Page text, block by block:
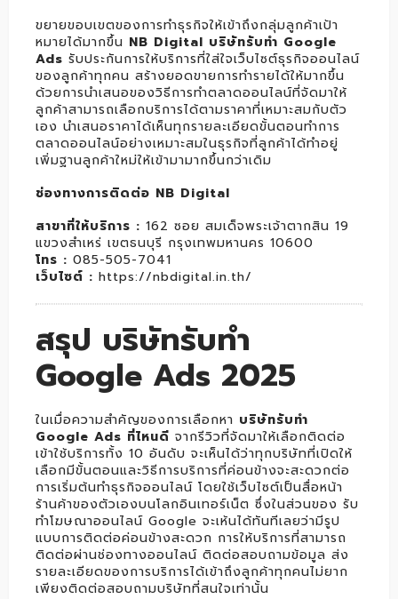
ขยายขอบเขตของการทำธุรกิจให้เข้าถึงกลุ่มลูกค้าเป้า
หมายได้มากขึ้น NB Digital บริษัทรับทำ Google
Ads รับประกันการให้บริการที่ใส่ใจเว็บไซต์ธุรกิจออนไลน์
ของลูกค้าทุกคน สร้างยอดขายการทำรายได้ให้มากขึ้น
ด้วยการนำเสนอของวิธีการทำตลาดออนไลน์ที่จัดมาให้
ลูกค้าสามารถเลือกบริการได้ตามราคาที่เหมาะสมกับตัว
เอง นำเสนอราคาได้เห็นทุกรายละเอียดขั้นตอนทำการ
ตลาดออนไลน์อย่างเหมาะสมในธุรกิจที่ลูกค้าได้ทำอยู่
เพิ่มฐานลูกค้าใหม่ให้เข้ามามากขึ้นกว่าเดิม
ช่องทางการติดต่อ NB Digital
สาขาที่ให้บริการ : 162 ซอย สมเด็จพระเจ้าตากสิน 19
แขวงสำเหร่ เขตธนบุรี กรุงเทพมหานคร 10600
โทร : 085-505-7041
เว็บไซต์ : https://nbdigital.in.th/
สรุป บริษัทรับทำ
Google Ads 2025
ในเมื่อความสำคัญของการเลือกหา บริษัทรับทำ
Google Ads ที่ไหนดี จากรีวิวที่จัดมาให้เลือกติดต่อ
เข้าใช้บริการทั้ง 10 อันดับ จะเห็นได้ว่าทุกบริษัทที่เปิดให้
เลือกมีขั้นตอนและวิธีการบริการที่ค่อนข้างจะสะดวกต่อ
การเริ่มต้นทำธุรกิจออนไลน์ โดยใช้เว็บไซต์เป็นสื่อหน้า
ร้านค้าของตัวเองบนโลกอินเทอร์เน็ต ซึ่งในส่วนของ รับ
ทำโฆษณาออนไลน์ Google จะเห้นได้ทันทีเลยว่ามีรูป
แบบการติดต่อค่อนข้างสะดวก การให้บริการที่สามารถ
ติดต่อผ่านช่องทางออนไลน์ ติดต่อสอบถามข้อมูล ส่ง
รายละเอียดของการบริการได้เข้าถึงลูกค้าทุกคนไม่ยาก
เพียงติดต่อสอบถามบริษัทที่สนใจเท่านั้น